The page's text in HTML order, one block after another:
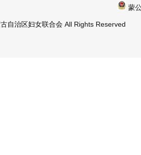
蒙
自治区妇女联合会 All Rights Reserved